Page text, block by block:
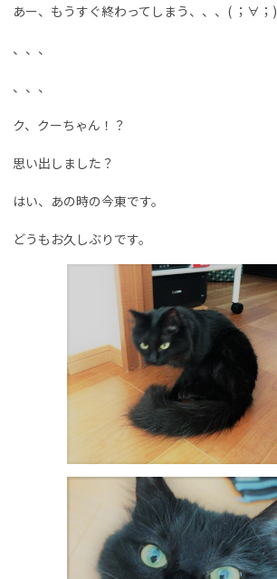
あー、もうすぐ終わってしまう、、、( ；∀；)
、、、
、、、
ク、クーちゃん！？
思い出しました？
はい、あの時の今東です。
どうもお久しぶりです。